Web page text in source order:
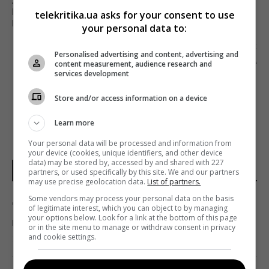
НЕМОЖЛИВІСТЬ ВАЛЮТНОГО ВИМІРЮВАННЯ
Наступна стаття
ТЕЛЕКАНАЛ «КИЇВ» ЗАПУСКАЄ «РАНОК НА
КАРАНТИНІ» З НОВИМИ ВЕДУЧИМИ
НОВИНИ УКРАЇНИ І СВІТУ
"ПриватБанк" оновив курс валют: скільки
коштує долар сьогодні
11:03 четвер, 06 серпня 2026
telekritika.ua asks for your consent to use
your personal data to:
Personalised advertising and content, advertising and
content measurement, audience research and
services development
Store and/or access information on a device
Learn more
Your personal data will be processed and information from
your device (cookies, unique identifiers, and other device
data) may be stored by, accessed by and shared with 227
partners, or used specifically by this site. We and our partners
may use precise geolocation data. List of partners.
Some vendors may process your personal data on the basis
of legitimate interest, which you can object to by managing
your options below. Look for a link at the bottom of this page
or in the site menu to manage or withdraw consent in privacy
and cookie settings.